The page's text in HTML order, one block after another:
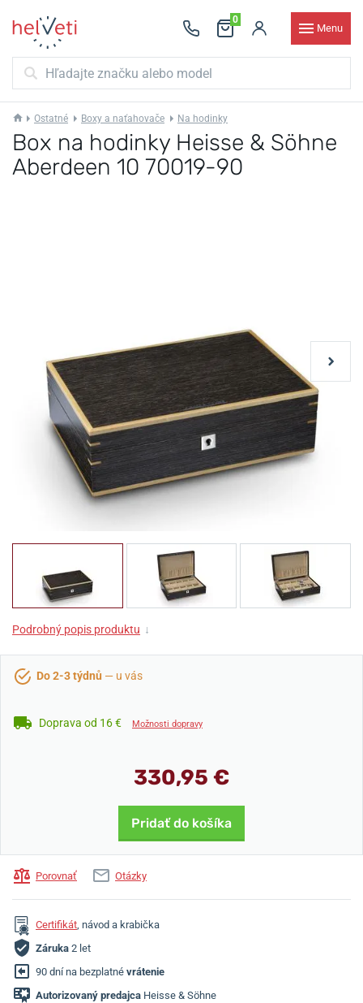
0
Menu
Ostatné Boxy a naťahovače Na hodinky
Box na hodinky Heisse & Söhne
Aberdeen 10 70019-90
Podrobný popis produktu ↓
Do 2-3 týdnů — u vás
Doprava od 16 € Možnosti dopravy
330,95 €
Pridať do košíka
Porovnať Otázky
Certifikát, návod a krabička
Záruka 2 let
90 dní na bezplatné vrátenie
Autorizovaný predajca Heisse & Söhne